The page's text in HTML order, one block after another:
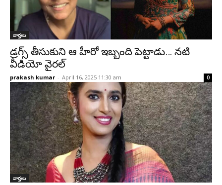
వార్తలు
డ్రగ్స్ తీసుకుని ఆ హీరో ఇబ్బంది పెట్టాడు… నటి
వీడియో వైరల్
prakash kumar - April 16, 2025 11:30 am 0
వార్తలు